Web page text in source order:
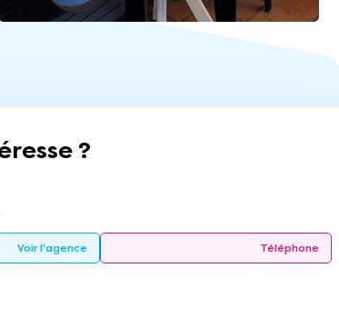
?
Voir l'agence Téléphone